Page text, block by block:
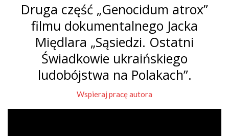
Druga część „Genocidum atrox”
filmu dokumentalnego Jacka
Międlara „Sąsiedzi. Ostatni
Świadkowie ukraińskiego
ludobójstwa na Polakach”.
Wspieraj pracę autora